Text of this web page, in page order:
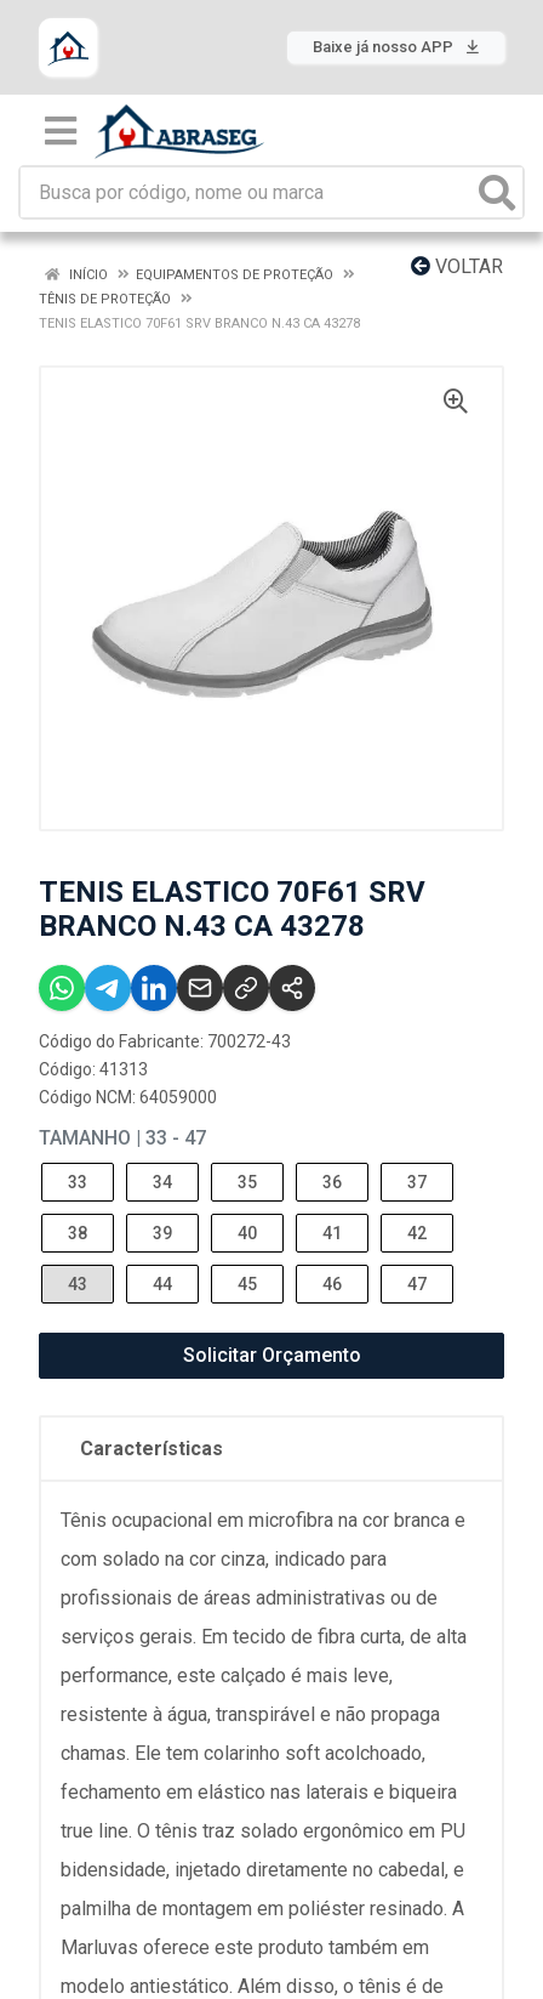
Baixe já nosso APP
VOLTAR
INÍCIO
EQUIPAMENTOS DE PROTEÇÃO
TÊNIS DE PROTEÇÃO
TENIS ELASTICO 70F61 SRV BRANCO N.43 CA 43278
TENIS ELASTICO 70F61 SRV
BRANCO N.43 CA 43278
Código do Fabricante: 700272-43
Código: 41313
Código NCM: 64059000
TAMANHO | 33 - 47
33 34 35 36 37
38 39 40 41 42
43 44 45 46 47
Solicitar Orçamento
Características
Tênis ocupacional em microfibra na cor branca e
com solado na cor cinza, indicado para
profissionais de áreas administrativas ou de
serviços gerais. Em tecido de fibra curta, de alta
performance, este calçado é mais leve,
resistente à água, transpirável e não propaga
chamas. Ele tem colarinho soft acolchoado,
fechamento em elástico nas laterais e biqueira
true line. O tênis traz solado ergonômico em PU
bidensidade, injetado diretamente no cabedal, e
palmilha de montagem em poliéster resinado. A
Marluvas oferece este produto também em
modelo antiestático. Além disso, o tênis é de